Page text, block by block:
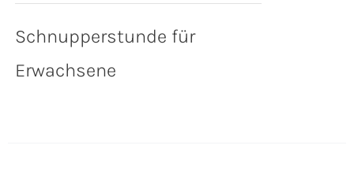
Schnupperstunde für
Erwachsene